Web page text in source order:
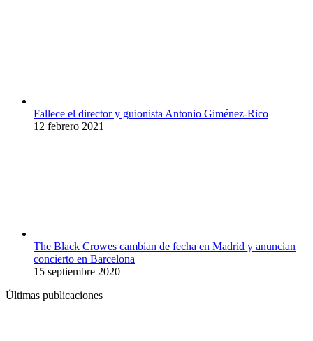
Fallece el director y guionista Antonio Giménez-Rico
12 febrero 2021
The Black Crowes cambian de fecha en Madrid y anuncian
concierto en Barcelona
15 septiembre 2020
Últimas publicaciones